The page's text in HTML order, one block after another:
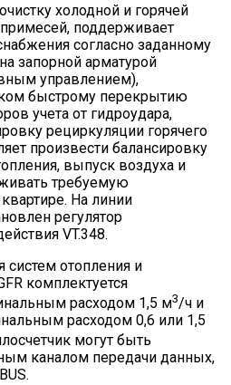
холодной и горячей
поддерживает
согласно заданному
запорной арматурой
управлением),
быстрому перекрытию
учета от гидроудара,
рециркуляции горячего
произвести балансировку
выпуск воздуха и
требуемую
На линии
регулятор
VT.348.
систем отопления и
комплектуется
расходом 1,5 м3/ч и
расходом 0,6 или 1,5
могут быть
каналом передачи данных,